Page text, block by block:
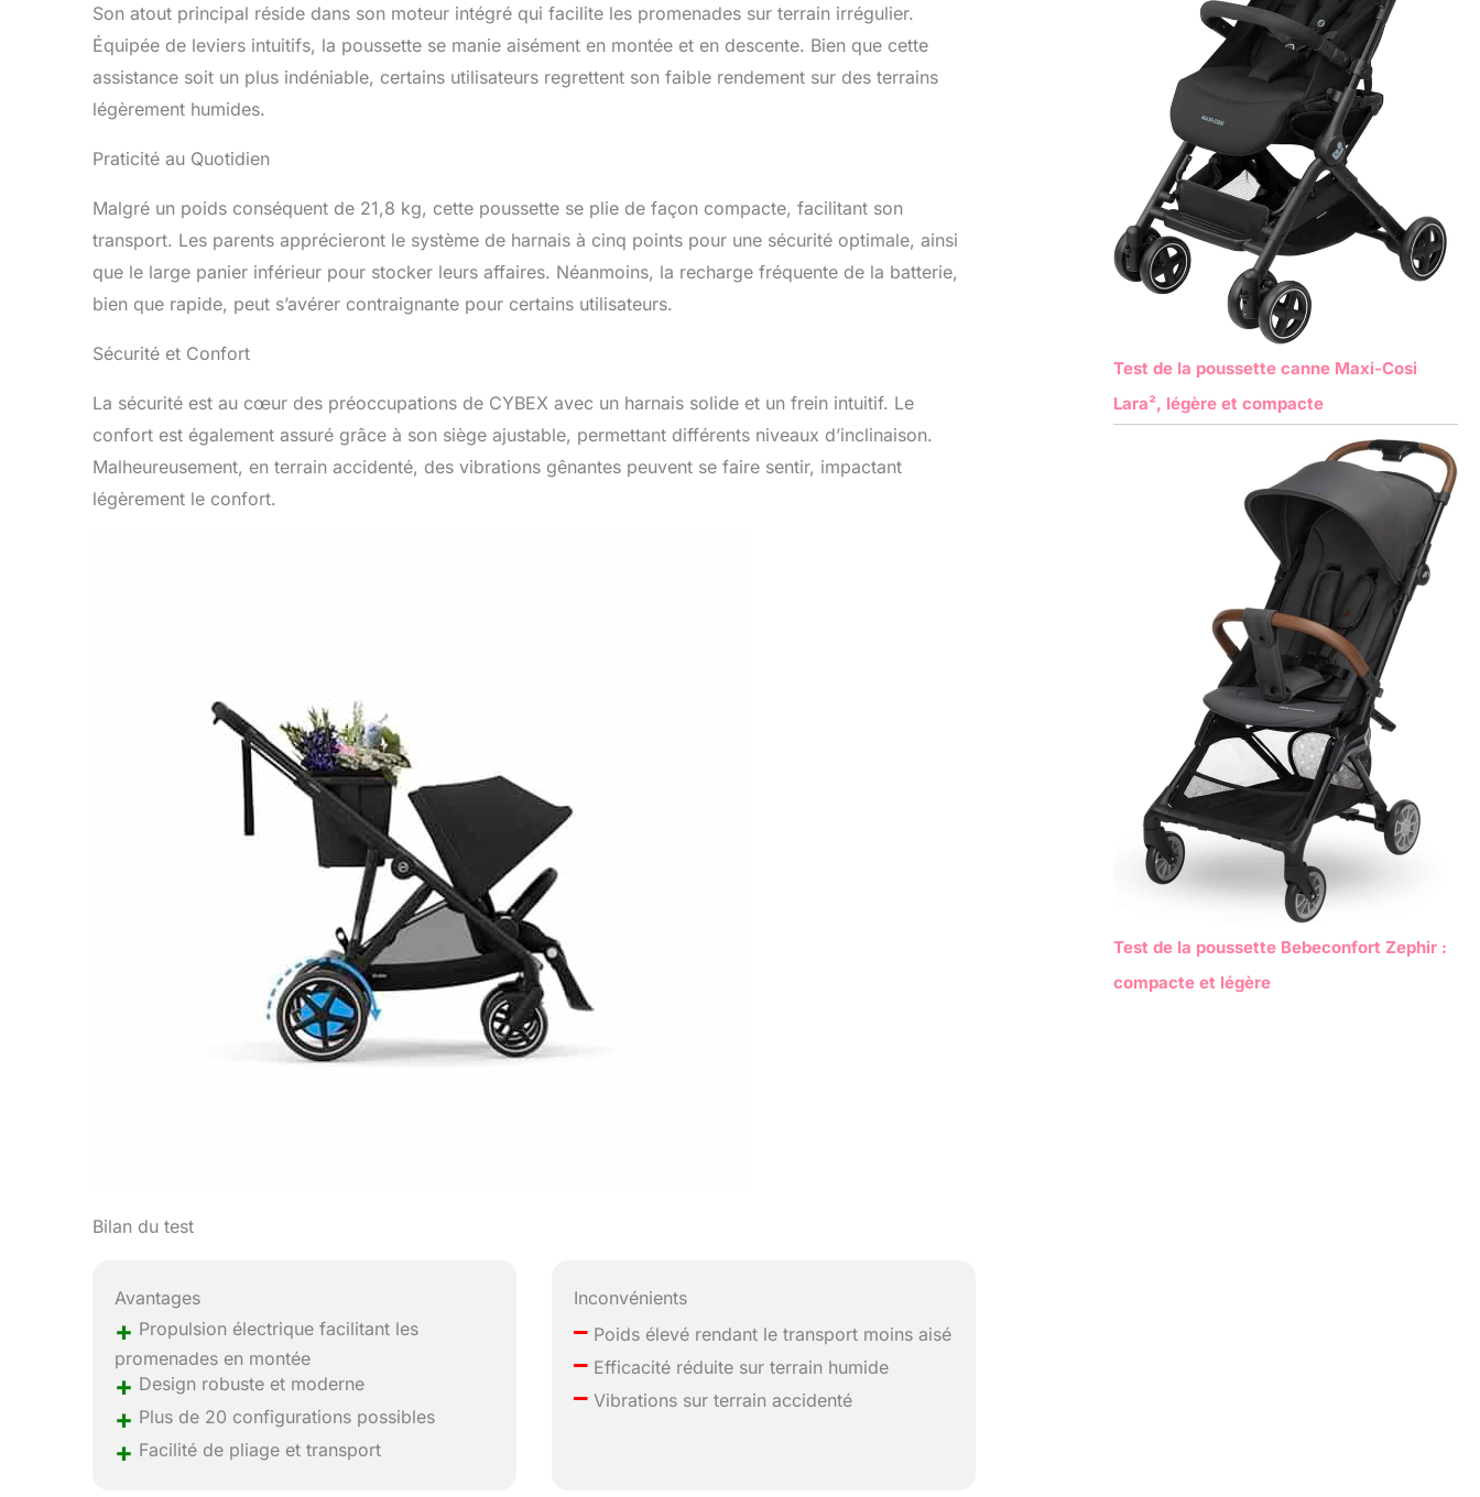
Son atout principal réside dans son moteur intégré qui facilite les promenades sur terrain irrégulier.
Équipée de leviers intuitifs, la poussette se manie aisément en montée et en descente. Bien que cette
assistance soit un plus indéniable, certains utilisateurs regrettent son faible rendement sur des terrains
légèrement humides.
Praticité au Quotidien
Malgré un poids conséquent de 21,8 kg, cette poussette se plie de façon compacte, facilitant son
transport. Les parents apprécieront le système de harnais à cinq points pour une sécurité optimale, ainsi
que le large panier inférieur pour stocker leurs affaires. Néanmoins, la recharge fréquente de la batterie,
bien que rapide, peut s’avérer contraignante pour certains utilisateurs.
Sécurité et Confort
La sécurité est au cœur des préoccupations de CYBEX avec un harnais solide et un frein intuitif. Le
confort est également assuré grâce à son siège ajustable, permettant différents niveaux d’inclinaison.
Malheureusement, en terrain accidenté, des vibrations gênantes peuvent se faire sentir, impactant
légèrement le confort.
Bilan du test
Avantages
+ Propulsion électrique facilitant les
promenades en montée
+ Design robuste et moderne
+ Plus de 20 configurations possibles
+ Facilité de pliage et transport
Inconvénients
– Poids élevé rendant le transport moins aisé
– Efficacité réduite sur terrain humide
– Vibrations sur terrain accidenté
Test de la poussette canne Maxi-Cosi
Lara², légère et compacte
Test de la poussette Bebeconfort Zephir :
compacte et légère